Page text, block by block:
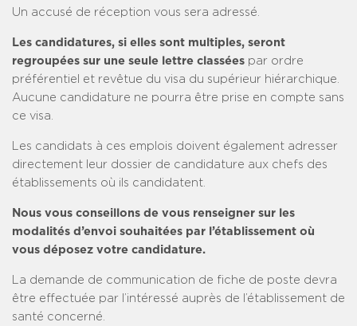
Un accusé de réception vous sera adressé.
Les candidatures, si elles sont multiples, seront
regroupées sur une seule lettre classées par ordre
préférentiel et revêtue du visa du supérieur hiérarchique.
Aucune candidature ne pourra être prise en compte sans
ce visa.
Les candidats à ces emplois doivent également adresser
directement leur dossier de candidature aux chefs des
établissements où ils candidatent.
Nous vous conseillons de vous renseigner sur les
modalités d’envoi souhaitées par l’établissement où
vous déposez votre candidature.
La demande de communication de fiche de poste devra
être effectuée par l’intéressé auprès de l’établissement de
santé concerné.